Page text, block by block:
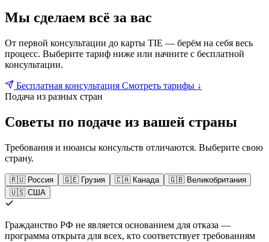
Мы сделаем всё за вас
От первой консультации до карты TIE — берём на себя весь
процесс. Выберите тариф ниже или начните с бесплатной
консультации.
Бесплатная консультация Смотреть тарифы ↓
Подача из разных стран
Советы по подаче из вашей страны
Требования и нюансы консульств отличаются. Выберите свою
страну.
🇷🇺 Россия 🇬🇪 Грузия 🇨🇦 Канада
🇬🇧 Великобритания
🇺🇸 США
Гражданство РФ не является основанием для отказа —
программа открыта для всех, кто соответствует требованиям